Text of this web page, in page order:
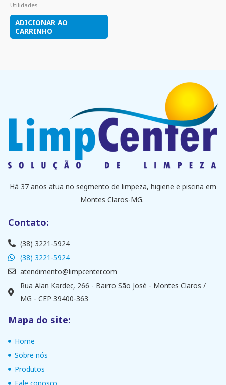
Utilidades
ADICIONAR AO
CARRINHO
Há 37 anos atua no segmento de limpeza, higiene e piscina em
Montes Claros-MG.
Contato:
(38) 3221-5924
(38) 3221-5924
atendimento@limpcenter.com
Rua Alan Kardec, 266 - Bairro São José - Montes Claros /
MG - CEP 39400-363
Mapa do site:
Home
Sobre nós
Produtos